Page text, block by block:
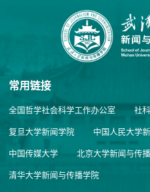
常用链接
全国哲学社会科学工作办公室 社
复旦大学新闻学院 中国人民大学
中国传媒大学 北京大学新闻与传
清华大学新闻与传播学院